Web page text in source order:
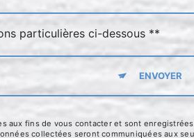
particulières ci-dessous **
ENVOYER
aux fins de vous contacter et sont
collectées seront communiquées aux